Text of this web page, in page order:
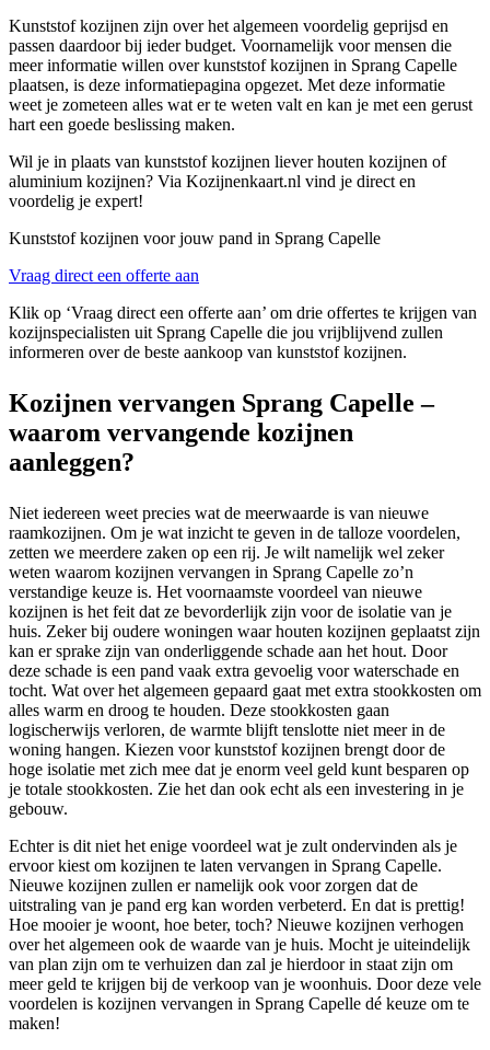
Kunststof kozijnen zijn over het algemeen voordelig geprijsd en
passen daardoor bij ieder budget. Voornamelijk voor mensen die
meer informatie willen over kunststof kozijnen in Sprang Capelle
plaatsen, is deze informatiepagina opgezet. Met deze informatie
weet je zometeen alles wat er te weten valt en kan je met een gerust
hart een goede beslissing maken.
Wil je in plaats van kunststof kozijnen liever houten kozijnen of
aluminium kozijnen? Via Kozijnenkaart.nl vind je direct en
voordelig je expert!
Kunststof kozijnen voor jouw pand in Sprang Capelle
Vraag direct een offerte aan
Klik op ‘Vraag direct een offerte aan’ om drie offertes te krijgen van
kozijnspecialisten uit Sprang Capelle die jou vrijblijvend zullen
informeren over de beste aankoop van kunststof kozijnen.
Kozijnen vervangen Sprang Capelle –
waarom vervangende kozijnen
aanleggen?
Niet iedereen weet precies wat de meerwaarde is van nieuwe
raamkozijnen. Om je wat inzicht te geven in de talloze voordelen,
zetten we meerdere zaken op een rij. Je wilt namelijk wel zeker
weten waarom kozijnen vervangen in Sprang Capelle zo’n
verstandige keuze is. Het voornaamste voordeel van nieuwe
kozijnen is het feit dat ze bevorderlijk zijn voor de isolatie van je
huis. Zeker bij oudere woningen waar houten kozijnen geplaatst zijn
kan er sprake zijn van onderliggende schade aan het hout. Door
deze schade is een pand vaak extra gevoelig voor waterschade en
tocht. Wat over het algemeen gepaard gaat met extra stookkosten om
alles warm en droog te houden. Deze stookkosten gaan
logischerwijs verloren, de warmte blijft tenslotte niet meer in de
woning hangen. Kiezen voor kunststof kozijnen brengt door de
hoge isolatie met zich mee dat je enorm veel geld kunt besparen op
je totale stookkosten. Zie het dan ook echt als een investering in je
gebouw.
Echter is dit niet het enige voordeel wat je zult ondervinden als je
ervoor kiest om kozijnen te laten vervangen in Sprang Capelle.
Nieuwe kozijnen zullen er namelijk ook voor zorgen dat de
uitstraling van je pand erg kan worden verbeterd. En dat is prettig!
Hoe mooier je woont, hoe beter, toch? Nieuwe kozijnen verhogen
over het algemeen ook de waarde van je huis. Mocht je uiteindelijk
van plan zijn om te verhuizen dan zal je hierdoor in staat zijn om
meer geld te krijgen bij de verkoop van je woonhuis. Door deze vele
voordelen is kozijnen vervangen in Sprang Capelle dé keuze om te
maken!